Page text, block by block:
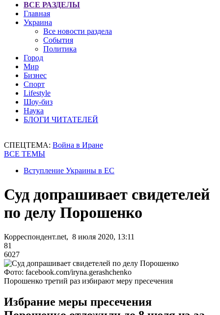
ВСЕ РАЗДЕЛЫ
Главная
Украина
Все новости раздела
События
Политика
Город
Мир
Бизнес
Спорт
Lifestyle
Шоу-биз
Наука
БЛОГИ ЧИТАТЕЛЕЙ
СПЕЦТЕМА: Война в Иране
ВСЕ ТЕМЫ
Вступление Украины в ЕС
Суд допрашивает свидетелей
по делу Порошенко
Корреспондент.net, 8 июля 2020, 13:11
81
6027
Фото: facebook.com/iryna.gerashchenko
Порошенко третий раз избирают меру пресечения
Избрание меры пресечения